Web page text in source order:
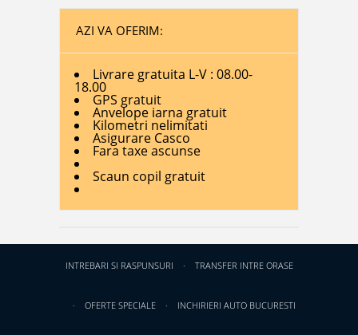
AZI VA OFERIM:
Livrare gratuita L-V : 08.00-
18.00
GPS gratuit
Anvelope iarna gratuit
Kilometri nelimitati
Asigurare Casco
Fara taxe ascunse
Scaun copil gratuit
INTREBARI SI RASPUNSURI TRANSFER INTRE ORASE
OFERTE SPECIALE INCHIRIERI AUTO BUCURESTI